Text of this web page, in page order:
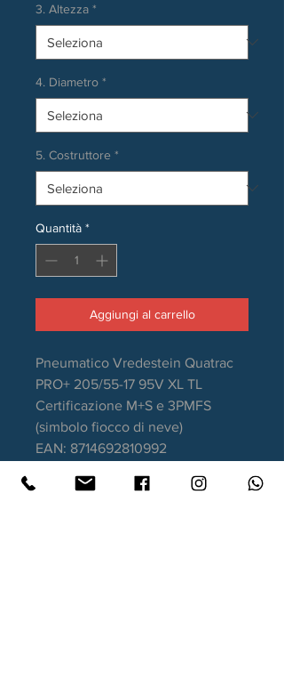
3. Altezza *
4. Diametro *
5. Costruttore *
Quantità *
Aggiungi al carrello
Pneumatico Vredestein Quatrac
PRO+ 205/55-17 95V XL TL
Certificazione M+S e 3PMFS
(simbolo fiocco di neve)
EAN: 8714692810992
Aderenza sul bagnato: B